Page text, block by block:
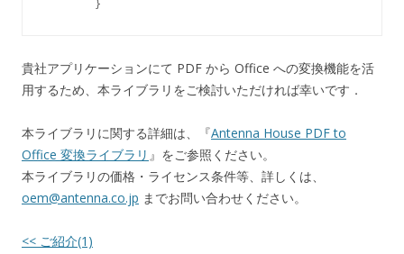
貴社アプリケーションにて PDF から Office への変換機能を活
用するため、本ライブラリをご検討いただければ幸いです．
本ライブラリに関する詳細は、『Antenna House PDF to
Office 変換ライブラリ 』をご参照ください。
本ライブラリの価格・ライセンス条件等、詳しくは、
oem@antenna.co.jp までお問い合わせください。
<< ご紹介(1)